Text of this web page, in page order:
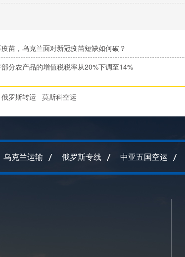
苗，乌克兰面对新冠疫苗短缺如何破？
部分农产品的增值税税率从20%下调至14%
俄罗斯转运 莫斯科空运
乌克兰运输 俄罗斯专线 中亚五国空运